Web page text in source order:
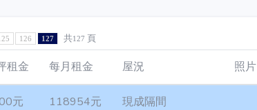
126 127 共127 頁
租金 每月租金 屋況 照片
元 118954元 現成隔間